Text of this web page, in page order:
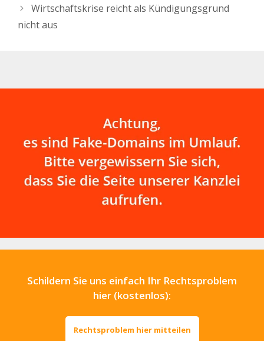
es…Wirtschaftskrise reicht als Kündigungsgrund
nicht aus
Schildern Sie uns einfach Ihr Rechtsproblem
hier (kostenlos):
Rechtsproblem hier mitteilen